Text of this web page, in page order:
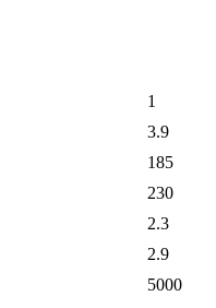
1
3.9
185
230
2.3
2.9
5000